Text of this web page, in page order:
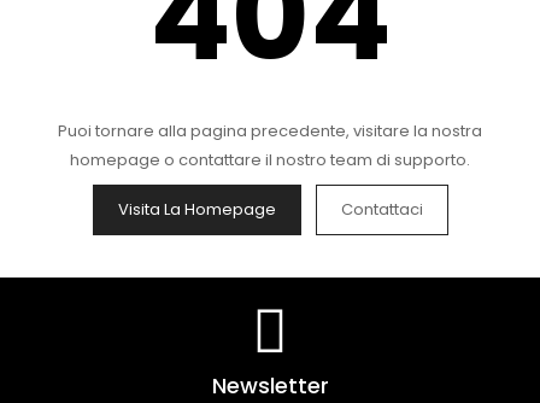
Puoi tornare alla pagina precedente, visitare la nostra
homepage o contattare il nostro team di supporto.
Visita La Homepage Contattaci
Newsletter